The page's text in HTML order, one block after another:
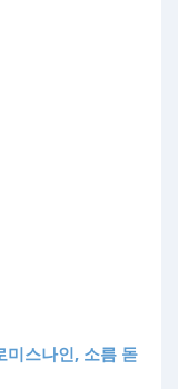
미스나인, 소름 돋